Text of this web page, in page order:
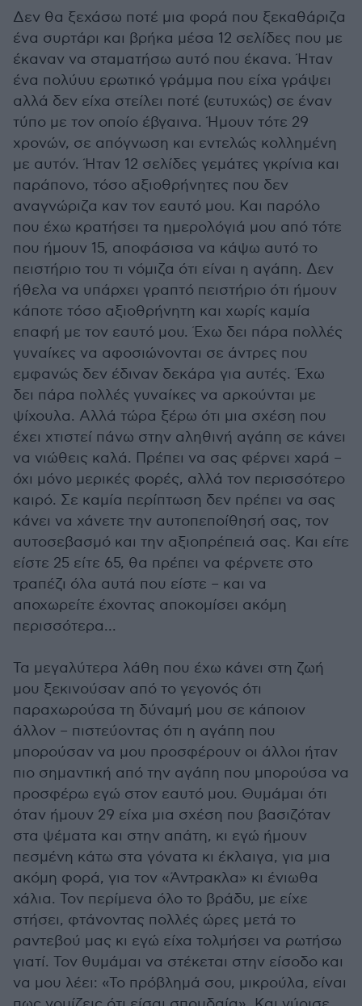
Δεν θα ξεχάσω ποτέ μια φορά που ξεκαθάριζα
ένα συρτάρι και βρήκα μέσα 12 σελίδες που με
έκαναν να σταματήσω αυτό που έκανα. Ήταν
ένα πολύυυ ερωτικό γράμμα που είχα γράψει
αλλά δεν είχα στείλει ποτέ (ευτυχώς) σε έναν
τύπο με τον οποίο έβγαινα. Ήμουν τότε 29
χρονών, σε απόγνωση και εντελώς κολλημένη
με αυτόν. Ήταν 12 σελίδες γεμάτες γκρίνια και
παράπονο, τόσο αξιοθρήνητες που δεν
αναγνώριζα καν τον εαυτό μου. Και παρόλο
που έχω κρατήσει τα ημερολόγιά μου από τότε
που ήμουν 15, αποφάσισα να κάψω αυτό το
πειστήριο του τι νόμιζα ότι είναι η αγάπη. Δεν
ήθελα να υπάρχει γραπτό πειστήριο ότι ήμουν
κάποτε τόσο αξιοθρήνητη και χωρίς καμία
επαφή με τον εαυτό μου. Έχω δει πάρα πολλές
γυναίκες να αφοσιώνονται σε άντρες που
εμφανώς δεν έδιναν δεκάρα για αυτές. Έχω
δει πάρα πολλές γυναίκες να αρκούνται με
ψίχουλα. Αλλά τώρα ξέρω ότι μια σχέση που
έχει χτιστεί πάνω στην αληθινή αγάπη σε κάνει
να νιώθεις καλά. Πρέπει να σας φέρνει χαρά –
όχι μόνο μερικές φορές, αλλά τον περισσότερο
καιρό. Σε καμία περίπτωση δεν πρέπει να σας
κάνει να χάνετε την αυτοπεποίθησή σας, τον
αυτοσεβασμό και την αξιοπρέπειά σας. Και είτε
είστε 25 είτε 65, θα πρέπει να φέρνετε στο
τραπέζι όλα αυτά που είστε – και να
αποχωρείτε έχοντας αποκομίσει ακόμη
περισσότερα...
Τα μεγαλύτερα λάθη που έχω κάνει στη ζωή
μου ξεκινούσαν από το γεγονός ότι
παραχωρούσα τη δύναμή μου σε κάποιον
άλλον – πιστεύοντας ότι η αγάπη που
μπορούσαν να μου προσφέρουν οι άλλοι ήταν
πιο σημαντική από την αγάπη που μπορούσα να
προσφέρω εγώ στον εαυτό μου. Θυμάμαι ότι
όταν ήμουν 29 είχα μια σχέση που βασιζόταν
στα ψέματα και στην απάτη, κι εγώ ήμουν
πεσμένη κάτω στα γόνατα κι έκλαιγα, για μια
ακόμη φορά, για τον «Άντρακλα» κι ένιωθα
χάλια. Τον περίμενα όλο το βράδυ, με είχε
στήσει, φτάνοντας πολλές ώρες μετά το
ραντεβού μας κι εγώ είχα τολμήσει να ρωτήσω
γιατί. Τον θυμάμαι να στέκεται στην είσοδο και
να μου λέει: «Το πρόβλημά σου, μικρούλα, είναι